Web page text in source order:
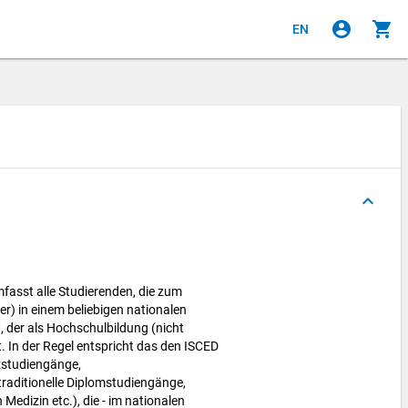
EN account_circle shopping_cart
keyboard_arrow_up
alle Studierenden, die zum
in einem beliebigen nationalen
der als Hochschulbildung (nicht
der Regel entspricht das den ISCED
Diplomstudiengänge,
etc.), die - im nationalen